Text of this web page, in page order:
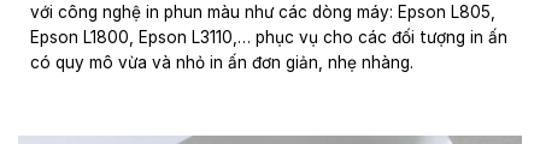
với công nghệ in phun màu như các dòng máy: Epson L805,
Epson L1800, Epson L3110,… phục vụ cho các đối tượng in ấn
có quy mô vừa và nhỏ in ấn đơn giản, nhẹ nhàng.